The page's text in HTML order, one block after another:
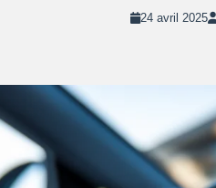
24 avril 2025